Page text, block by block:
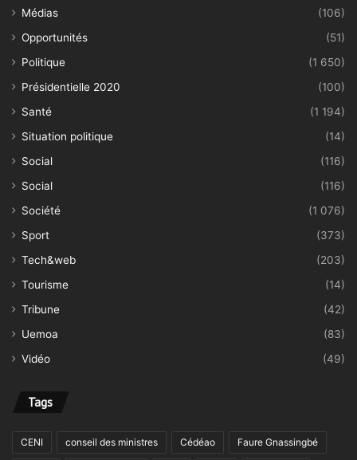
Médias
(106)
Opportunités
(51)
Politique
(1 650)
Présidentielle 2020
(100)
Santé
(1 194)
Situation politique
(14)
Social
(116)
Social
(116)
Société
(1 076)
Sport
(373)
Tech&web
(203)
Tourisme
(14)
Tribune
(42)
Uemoa
(83)
Vidéo
(49)
Tags
CENI conseil des ministres Cédéao Faure Gnassingbé